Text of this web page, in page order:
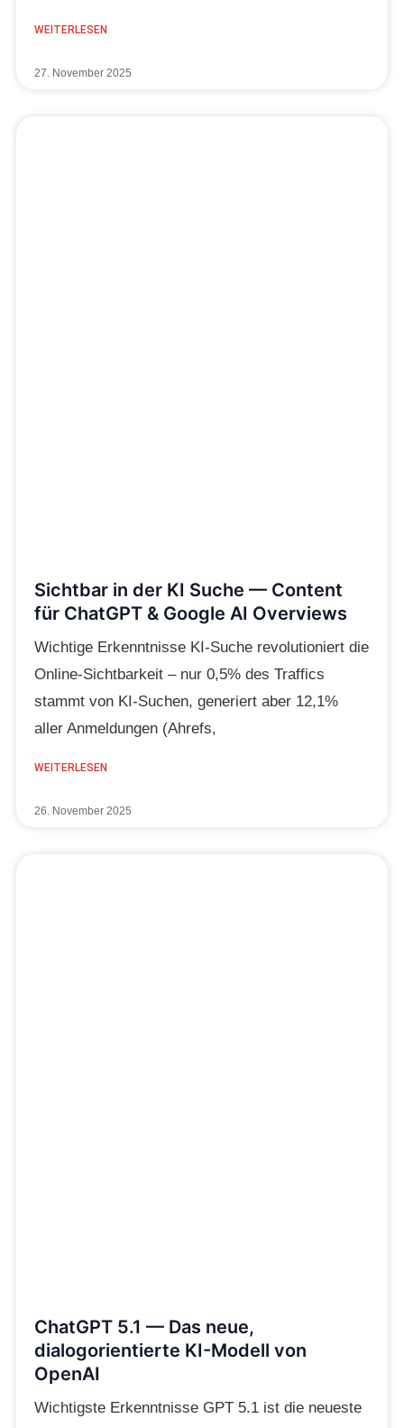
WEITERLESEN
27. November 2025
Sichtbar in der KI Suche — Content
für ChatGPT & Google AI Overviews
Wichtige Erkenntnisse KI-Suche revolutioniert die
Online-Sichtbarkeit – nur 0,5% des Traffics
stammt von KI-Suchen, generiert aber 12,1%
aller Anmeldungen (Ahrefs,
WEITERLESEN
26. November 2025
ChatGPT 5.1 — Das neue,
dialogorientierte KI-Modell von
OpenAI
Wichtigste Erkenntnisse GPT 5.1 ist die neueste